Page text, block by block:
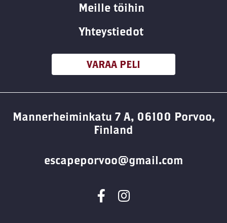
Meille töihin
Yhteystiedot
VARAA PELI
Mannerheiminkatu 7 A, 06100 Porvoo,
Finland
escapeporvoo@gmail.com